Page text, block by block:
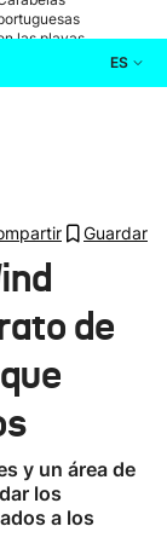
las playas
ES
Guardar
de
y un área de
los
a los